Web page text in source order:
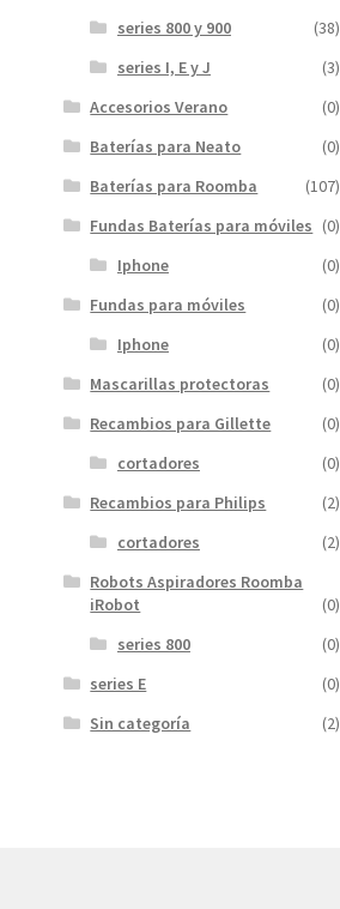
series 800 y 900
(38)
series I, E y J
(3)
Accesorios Verano
(0)
Baterías para Neato
(0)
Baterías para Roomba
(107)
Fundas Baterías para móviles (0)
Iphone
(0)
Fundas para móviles
(0)
Iphone
(0)
Mascarillas protectoras
(0)
Recambios para Gillette
(0)
cortadores
(0)
Recambios para Philips
(2)
cortadores
(2)
Robots Aspiradores Roomba
iRobot
(0)
series 800
(0)
series E
(0)
Sin categoría
(2)